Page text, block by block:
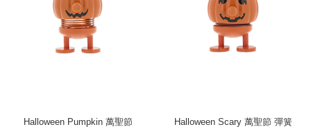
Halloween Pumpkin 萬聖節
Halloween Scary 萬聖節 彈簧